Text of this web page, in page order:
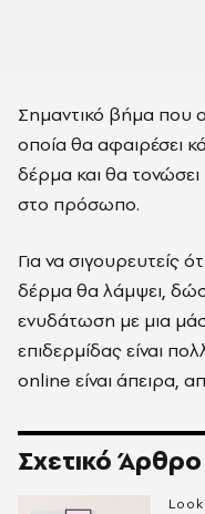
Σημαντικό βήμα που
οποία θα αφαιρέσει
δέρμα και θα
στο πρόσωπο.
Για να σιγουρευτείς
δέρμα θα λάμψει,
ενυδάτωση με μια
επιδερμίδας είναι
online είναι άπειρα,
Σχετικό Άρθρο